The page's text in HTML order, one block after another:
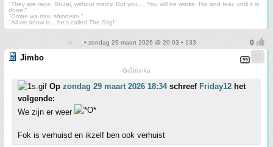
"They are rage. Brutal, without mercy. But you.... You will be worse. Rip and tear, until it is
done!"
"Omae wa mou shindeiru."
"All we know is... he's called The Stig!"
• zondag 29 maart 2026 @ 20:03 • 133
Jimbo
Gråtrunka
Op zondag 29 maart 2026 18:34schreef Friday12 het
volgende:
We zijn er weer
Fok is verhuisd en ikzelf ben ook verhuist